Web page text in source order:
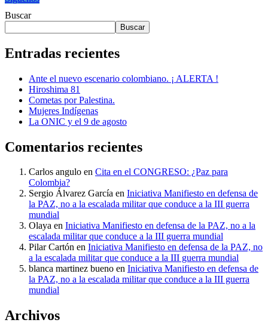
Buscar
Buscar
Entradas recientes
Ante el nuevo escenario colombiano. ¡ ALERTA !
Hiroshima 81
Cometas por Palestina.
Mujeres Indígenas
La ONIC y el 9 de agosto
Comentarios recientes
Carlos angulo en Cita en el CONGRESO: ¿Paz para
Colombia?
Sergio Álvarez García en Iniciativa Manifiesto en defensa de
la PAZ, no a la escalada militar que conduce a la III guerra
mundial
Olaya en Iniciativa Manifiesto en defensa de la PAZ, no a la
escalada militar que conduce a la III guerra mundial
Pilar Cartón en Iniciativa Manifiesto en defensa de la PAZ, no
a la escalada militar que conduce a la III guerra mundial
blanca martinez bueno en Iniciativa Manifiesto en defensa de
la PAZ, no a la escalada militar que conduce a la III guerra
mundial
Archivos